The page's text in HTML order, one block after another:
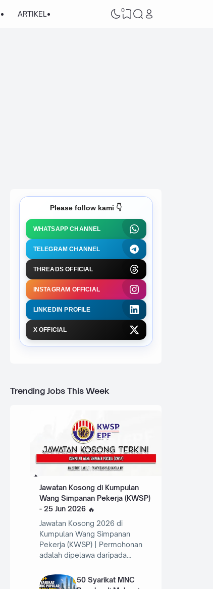
ARTIKEL 0
Please follow kami 👇
WHATSAPP CHANNEL
TELEGRAM CHANNEL
THREADS OFFICIAL
INSTAGRAM OFFICIAL
LINKEDIN PROFILE
X OFFICIAL
Trending Jobs This Week
Jawatan Kosong di Kumpulan
Wang Simpanan Pekerja (KWSP)
- 25 Jun 2026
Jawatan Kosong 2026 di
Kumpulan Wang Simpanan
Pekerja (KWSP) | Permohonan
adalah dipelawa daripada…
50 Syarikat MNC